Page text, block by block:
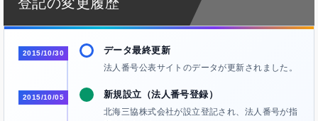
2015/10/30 データ最終更新
法人番号公表サイトのデータが更新されました。
2015/10/05 新規設立（法人番号登録）
北海三協株式会社が設立登記され、法人番号が指